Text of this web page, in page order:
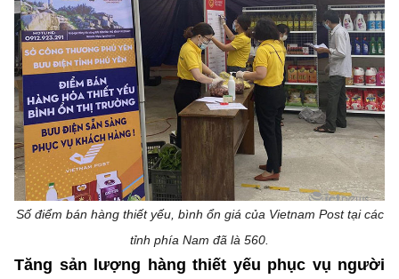
Phát hành
Truyền hình
Bưu chính
Chuyển phát nhanh
Dịch vụ
Phần cứng
Phần mềm
Tần số vô tuyến điện
Bảo mật
Sản phẩm
Dịch vụ
Phần cứng
Phần mềm
Bảo mật
Lĩnh vực khác
Tư vấn
Hành chính
Bảng điện tử
Chọn ngôn ngữ
Việt Nam English
BỘ KHOA HỌC VÀ CÔNG NGHỆ
MINISTRY OF SCIENCE AND TECHNOLOGY
Hệ thống nội bộ
Số điểm bán hàng thiết yếu, bình ổn giá của Vietnam Post tại các
tỉnh phía Nam đã là 560.
Tăng sản lượng hàng thiết yếu phục vụ người